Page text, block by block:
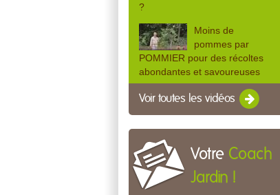
?
Moins de
pommes par
POMMIER pour des récoltes
abondantes et savoureuses
Voir toutes les vidéos
Votre Coach
Jardin !